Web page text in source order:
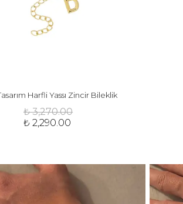
Harfli Yassı Zincir Bileklik
₺ 3,270.00
₺ 2,290.00